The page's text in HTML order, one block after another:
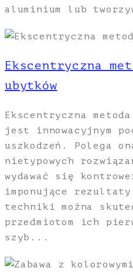
aluminium lub
Ekscentryczna
ubytków
Ekscentryczna
jest innowacyjnym
uszkodzeń. Polega
nietypowych
wydawać się
imponujące
techniki można
przedmiotom ich
szyb...